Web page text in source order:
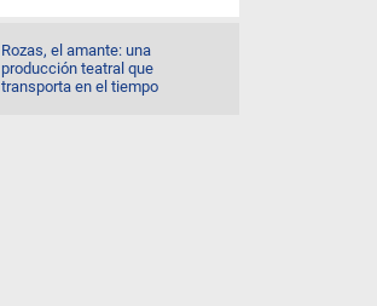
Rozas, el amante: una
producción teatral que
transporta en el tiempo